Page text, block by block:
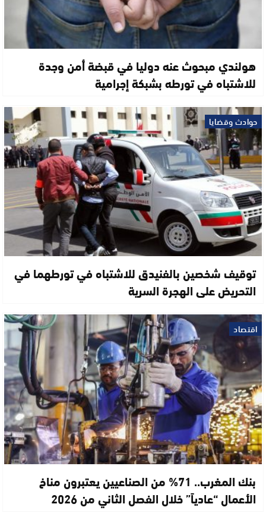
هولندي مبحوث عنه دوليا في قبضة أمن وجدة
للاشتباه في تورطه بشبكة إجرامية
حوادث وقضايا
توقيف شخصين بالفنيدق للاشتباه في تورطهما في
التحريض على الهجرة السرية
اقتصاد
بنك المغرب.. 71% من الصناعيين يعتبرون مناخ
الأعمال “عادياً” خلال الفصل الثاني من 2026